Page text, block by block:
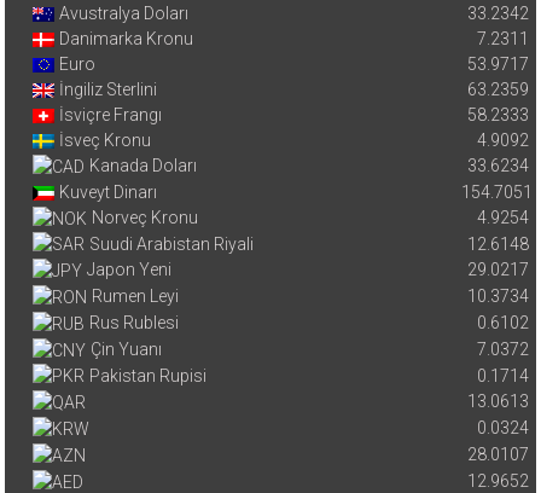
Avustralya Doları
33.2342
Danimarka Kronu
7.2311
Euro
53.9717
İngiliz Sterlini
63.2359
İsviçre Frangı
58.2333
İsveç Kronu
4.9092
Kanada Doları
33.6234
Kuveyt Dinarı
154.7051
Norveç Kronu
4.9254
Suudi Arabistan Riyali
12.6148
Japon Yeni
29.0217
Rumen Leyi
10.3734
Rus Rublesi
0.6102
Çin Yuanı
7.0372
Pakistan Rupisi
0.1714
13.0613
0.0324
28.0107
12.9652